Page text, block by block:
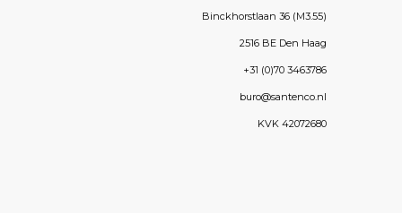
Binckhorstlaan 36 (M3.55)
2516 BE Den Haag
+31 (0)70 3463786
buro@santenco.nl
KVK 42072680